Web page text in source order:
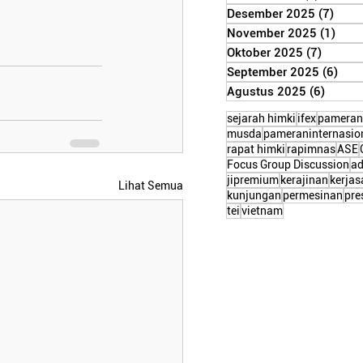
Lihat Semua
Desember 2025 (7)
November 2025 (1)
Oktober 2025 (7)
September 2025 (6)
Agustus 2025 (6)
sejarah himki ifexpameran
musda
rapat himki rapimnasASE
Focus Group Discussion
jipremium kerajinan
kunjungan permesinan
teivietnam